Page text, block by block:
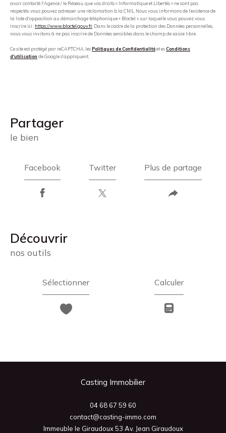
avoir contacté l'Agence / le Réseau, que vos droits « Informatique et Libertés » ne sont pas
respectés, vous pouvez adresser une réclamation à la CNIL. Nous vous informons de l’existence de
la liste d'opposition au démarchage téléphonique « Bloctel », sur laquelle vous pouvez vous
inscrire ici : https://www.bloctel.gouv.fr. Dans le cadre de la protection des Données personnelles,
nous vous invitons à ne pas inscrire de Données sensibles dans le champ de saisie libre.
Ce site est protégé par reCAPTCHA, lesPolitiques de Confidentialitéet esConditions
d'utilisation de Google s'appliquent.
partager
le bien
Facebook Twitter Plus de partage
découvrir
nos outils
Sélectionner Calculer
Casting Immobilier
04 68 67 59 60
contact@casting-immo.com
Immeuble le Giraudoux 53 Av. Jean Giraudoux